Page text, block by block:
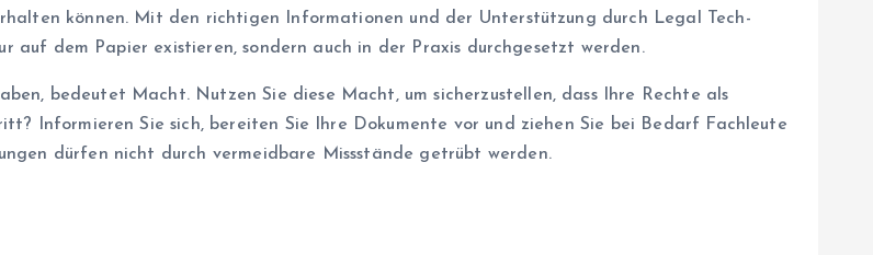
können. Mit den richtigen Informationen und der Unterstützung durch Legal Tech-
auf dem Papier existieren, sondern auch in der Praxis durchgesetzt werden.
bedeutet Macht. Nutzen Sie diese Macht, um sicherzustellen, dass Ihre Rechte als
Informieren Sie sich, bereiten Sie Ihre Dokumente vor und ziehen Sie bei Bedarf Fachleute
dürfen nicht durch vermeidbare Missstände getrübt werden.